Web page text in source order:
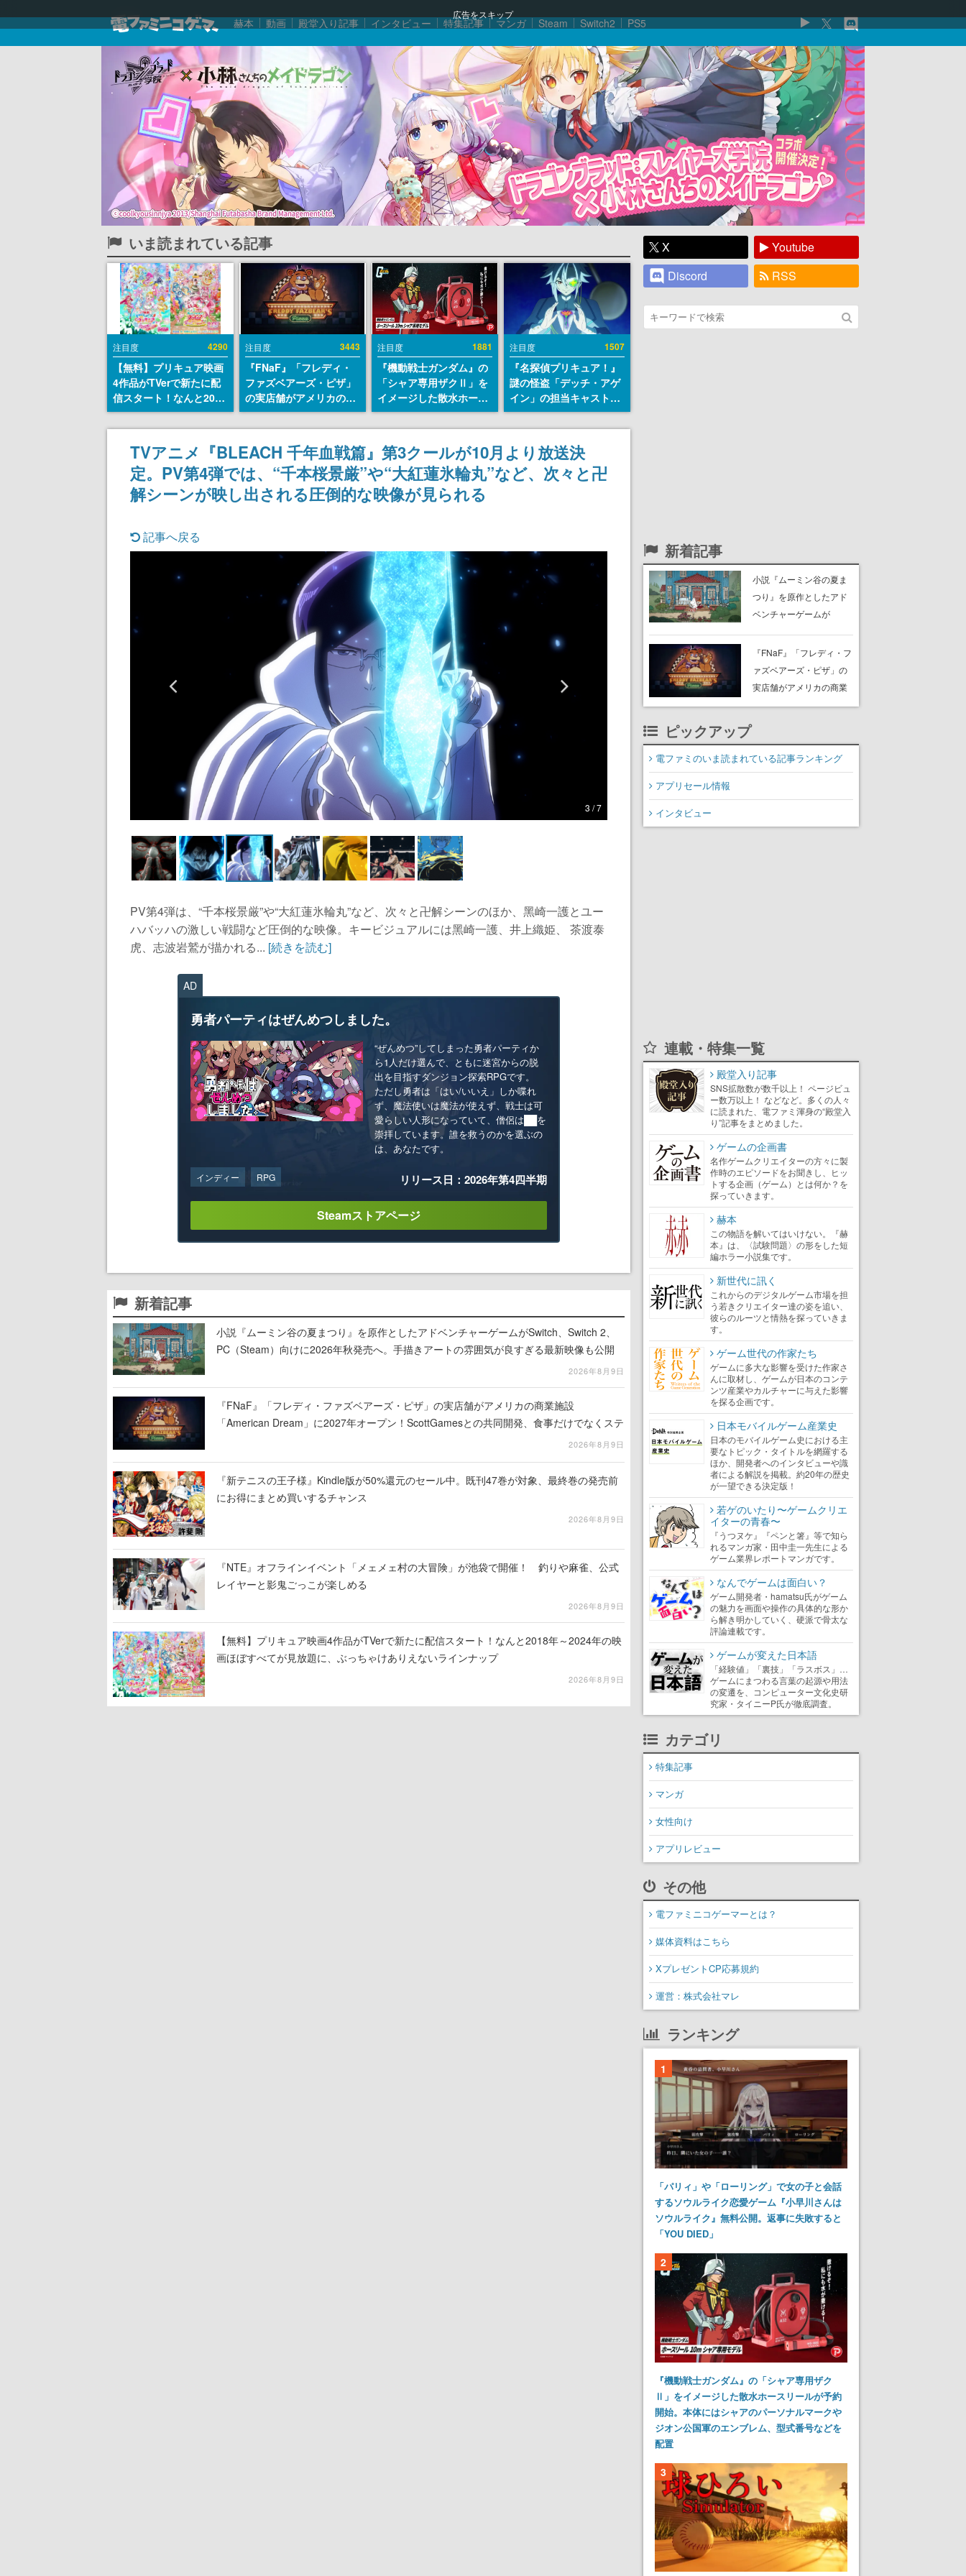
広告をスキップ
赫本 動画 殿堂入り記事 インタビュー 特集記事 マンガ Steam Switch2 PS5
いま読まれている記事
注目度 4290
【無料】プリキュア映画
4作品がTVerで新たに配
信スタート！なんと2018
年～2024年の映画ほぼす
べてが見放題に、ぶっち
ゃけありえないラインナ
注目度 3443
『FNaF』「フレディ・
ファズベアーズ・ピザ」
の実店舗がアメリカの商
業施設「American
Dream」に2027年オープ
ン！ScottGamesとの共
同開発、食事だけでなく
ステージショーや没入型
のホラー体験も楽しめる
注目度 1881
『機動戦士ガンダム』の
「シャア専用ザクⅡ」を
イメージした散水ホース
リールが予約開始。本体
にはシャアのパーソナル
マークやジオン公国軍の
エンブレム、型式番号な
どを配置
注目度 1507
『名探偵プリキュア！』
謎の怪盗「デッチ・アゲ
イン」の担当キャストは
天﨑滉平さんと判明。
『Re:ゼロから始める異
世界生活』オットー役、
『ヒプノシスマイク』山
田三郎役など
TVアニメ『BLEACH 千年⾎戦篇』第3クールが10月より放送決
定。PV第4弾では、“千本桜景厳”や“⼤紅蓮氷輪丸”など、次々と卍
解シーンが映し出される圧倒的な映像が見られる
記事へ戻る
3 / 7
PV第4弾は、“千本桜景厳”や“⼤紅蓮氷輪丸”など、次々と卍解シーンのほか、⿊崎⼀護とユー
ハバッハの激しい戦闘など圧倒的な映像。キービジュアルには⿊崎⼀護、井上織姫、 茶渡泰
⻁、志波岩鷲が描かれる... [続きを読む]
AD
勇者パーティはぜんめつしました。
“ぜんめつ”してしまった勇者パーティか
ら1人だけ選んで、ともに迷宮からの脱
出を目指すダンジョン探索RPGです。
ただし勇者は「はい/いいえ」しか喋れ
ず、魔法使いは魔法が使えず、戦士は可
愛らしい人形になっていて、僧侶は██を
崇拝しています。誰を救うのかを選ぶの
は、あなたです。
インディー RPG リリース日：2026年第4四半期
Steamストアページ
新着記事
小説『ムーミン谷の夏まつり』を原作としたアドベンチャーゲームがSwitch、Switch 2、
PC（Steam）向けに2026年秋発売へ。手描きアートの雰囲気が良すぎる最新映像も公開
2026年8月9日
『FNaF』「フレディ・ファズベアーズ・ピザ」の実店舗がアメリカの商業施設
「American Dream」に2027年オープン！ScottGamesとの共同開発、食事だけでなくステ
2026年8月9日
『新テニスの王子様』Kindle版が50%還元のセール中。既刊47巻が対象、最終巻の発売前
にお得にまとめ買いするチャンス
2026年8月9日
『NTE』オフラインイベント「メェメェ村の大冒険」が池袋で開催！ 釣りや麻雀、公式
レイヤーと影鬼ごっこが楽しめる
2026年8月9日
【無料】プリキュア映画4作品がTVerで新たに配信スタート！なんと2018年～2024年の映
画ほぼすべてが見放題に、ぶっちゃけありえないラインナップ
2026年8月9日
X
Youtube
Discord
RSS
新着記事
小説『ムーミン谷の夏ま
つり』を原作としたアド
ベンチャーゲームが
PC（Steam）向けに2026
年秋発売へ。手描きアー
トの雰囲気が良すぎる最
『FNaF』「フレディ・フ
ァズベアーズ・ピザ」の
実店舗がアメリカの商業
施設「American Dream」
発、食事だけでなくステ
ージショーや没入型のホ
ピックアップ
電ファミのいま読まれている記事ランキング
アプリセール情報
インタビュー
連載・特集一覧
殿堂入り記事
SNS拡散数が数千以上！ ページビュ
ー数万以上！ などなど。多くの人々
に読まれた、電ファミ渾身の“殿堂入
り”記事をまとめました。
ゲームの企画書
名作ゲームクリエイターの方々に製
作時のエピソードをお聞きし、ヒッ
トする企画（ゲーム）とは何か？を
探っていきます。
赫本
この物語を解いてはいけない。『赫
本』は、〈試験問題〉の形をした短
編ホラー小説集です。
新世代に訊く
これからのデジタルゲーム市場を担
う若きクリエイター達の姿を追い、
彼らのルーツと情熱を探っていきま
す。
ゲーム世代の作家たち
ゲームに多大な影響を受けた作家さ
んに取材し、ゲームが日本のコンテ
ンツ産業やカルチャーに与えた影響
を探る企画です。
日本モバイルゲーム産業史
日本のモバイルゲーム史における主
要なトピック・タイトルを網羅する
ほか、開発者へのインタビューや識
者による解説を掲載。約20年の歴史
が一望できる決定版！
若ゲのいたり〜ゲームクリエ
イターの青春〜
『うつヌケ』『ペンと箸』等で知ら
れるマンガ家・田中圭一先生による
ゲーム業界レポートマンガです。
なんでゲームは面白い？
ゲーム開発者・hamatsu氏がゲーム
の魅力を画面や操作の具体的な形か
ら解き明かしていく、硬派で骨太な
評論連載です。
ゲームが変えた日本語
「経験値」「裏技」「ラスボス」…
ゲームにまつわる言葉の起源や用法
の変遷を、コンピューター文化史研
究家・タイニーP氏が徹底調査。
カテゴリ
特集記事
マンガ
女性向け
アプリレビュー
その他
電ファミニコゲーマーとは？
媒体資料はこちら
XプレゼントCP応募規約
運営：株式会社マレ
ランキング
1
「パリィ」や「ローリング」で女の子と会話
するソウルライク恋愛ゲーム『小早川さんは
ソウルライク』無料公開。返事に失敗すると
「YOU DIED」
2
『機動戦士ガンダム』の「シャア専用ザク
Ⅱ」をイメージした散水ホースリールが予約
開始。本体にはシャアのパーソナルマークや
ジオン公国軍のエンブレム、型式番号などを
配置
3